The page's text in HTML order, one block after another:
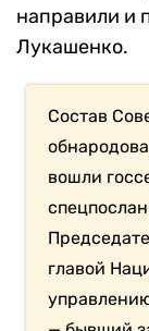
направили и
Лукашенко.
Состав
вошли
главой